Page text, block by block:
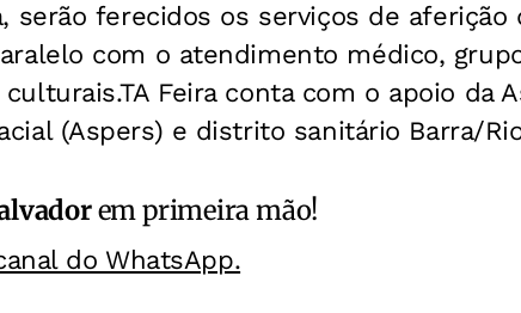
serão ferecidos os serviços de aferição
com o atendimento médico,
Feira conta com o apoio da
(Aspers) e distrito sanitário Barra/
em primeira mão!
do WhatsApp.